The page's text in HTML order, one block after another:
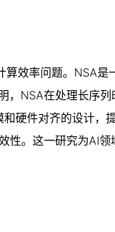
算效率问题。NSA是
，NSA在处理长序列
硬件对齐的设计，
性。这一研究为AI领